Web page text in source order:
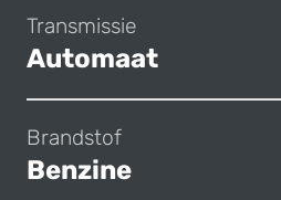
Transmissie
Automaat
Brandstof
Benzine